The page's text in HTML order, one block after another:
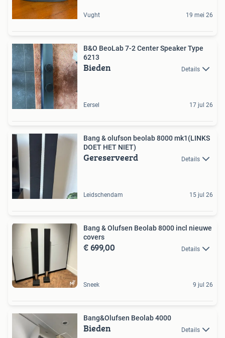
Vught 19 mei 26
B&O BeoLab 7-2 Center Speaker Type
6213
Bieden Details
Eersel 17 jul 26
Bang & olufson beolab 8000 mk1(LINKS
DOET HET NIET)
Gereserveerd Details
Leidschendam 15 jul 26
Bang & Olufsen Beolab 8000 incl nieuwe
covers
€ 699,00 Details
Sneek 9 jul 26
Bang&Olufsen Beolab 4000
Bieden Details